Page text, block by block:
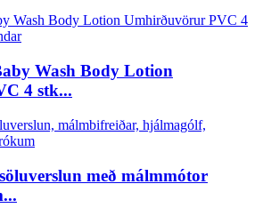
Wash Body Lotion
4 stk...
með málmmótor